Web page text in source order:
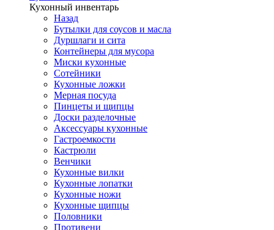
Кухонный инвентарь
Назад
Бутылки для соусов и масла
Дуршлаги и сита
Контейнеры для мусора
Миски кухонные
Сотейники
Кухонные ложки
Мерная посуда
Пинцеты и щипцы
Доски разделочные
Аксессуары кухонные
Гастроемкости
Кастрюли
Венчики
Кухонные вилки
Кухонные лопатки
Кухонные ножи
Кухонные щипцы
Половники
Противени